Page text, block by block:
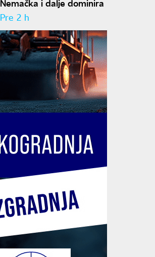
Nemačka i dalje dominira
Pre 2 h